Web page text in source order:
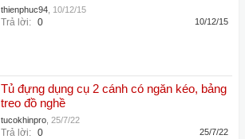
thienphuc94 10/12/15
Trả lời: 0 10/12/15
Tủ đựng dụng cụ 2 cánh có ngăn kéo, bảng
treo đồ nghề
tucokhinpro 25/7/22
Trả lời: 0 25/7/22